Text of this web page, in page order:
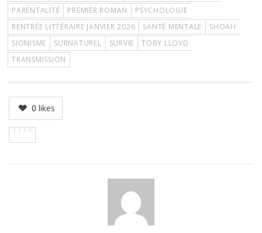
PARENTALITÉ
PREMIER ROMAN
PSYCHOLOGIE
RENTRÉE LITTÉRAIRE JANVIER 2026
SANTÉ MENTALE
SHOAH
SIONISME
SURNATUREL SURVIE
TOBY LLOYD
TRANSMISSION
0 likes